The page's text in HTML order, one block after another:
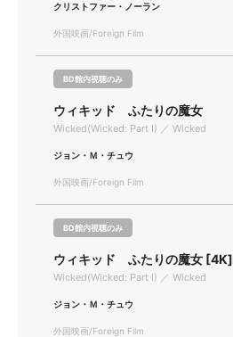
クリストファー・ノーラン
外国映画/Foreign Film
BD館内視聴のみ
ウィキッド ふたりの魔女
Wicked(Wicked: Part I) ／ Wicked
ジョン・Ｍ・チュウ
外国映画/Foreign Film
BD館内視聴のみ
ウィキッド ふたりの魔女 [4K]
Wicked(Wicked: Part I) ／ Wicked
ジョン・Ｍ・チュウ
外国映画/Foreign Film